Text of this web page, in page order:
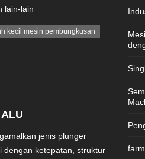
lain-lain
kecil mesin pembungkusan
jenis plunger
dengan ketepatan, struktur